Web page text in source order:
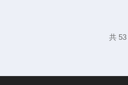
维护和清洁。由于其简单的结构，拆
共